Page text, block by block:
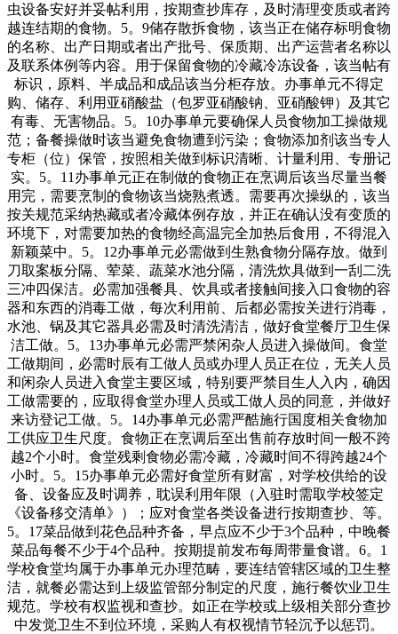
虫设备安好并妥帖利用，按期查抄库存，及时清理变质或者跨
越连结期的食物。5。9储存散拆食物，该当正在储存标明食物
的名称、出产日期或者出产批号、保质期、出产运营者名称以
及联系体例等内容。用于保留食物的冷藏冷冻设备，该当帖有
标识，原料、半成品和成品该当分柜存放。办事单元不得定
购、储存、利用亚硝酸盐（包罗亚硝酸钠、亚硝酸钾）及其它
有毒、无害物品。5。10办事单元要确保人员食物加工操做规
范；备餐操做时该当避免食物遭到污染；食物添加剂该当专人
专柜（位）保管，按照相关做到标识清晰、计量利用、专册记
实。5。11办事单元正在制做的食物正在烹调后该当尽量当餐
用完，需要烹制的食物该当烧熟煮透。需要再次操纵的，该当
按关规范采纳热藏或者冷藏体例存放，并正在确认没有变质的
环境下，对需要加热的食物经高温完全加热后食用，不得混入
新颖菜中。5。12办事单元必需做到生熟食物分隔存放。做到
刀取案板分隔、荤菜、蔬菜水池分隔，清洗炊具做到一刮二洗
三冲四保洁。必需加强餐具、饮具或者接触间接入口食物的容
器和东西的消毒工做，每次利用前、后都必需按关进行消毒，
水池、锅及其它器具必需及时清洗清洁，做好食堂餐厅卫生保
洁工做。5。13办事单元必需严禁闲杂人员进入操做间。食堂
工做期间，必需时辰有工做人员或办理人员正在位，无关人员
和闲杂人员进入食堂主要区域，特别要严禁目生人入内，确因
工做需要的，应取得食堂办理人员或工做人员的同意，并做好
来访登记工做。5。14办事单元必需严酷施行国度相关食物加
工供应卫生尺度。食物正在烹调后至出售前存放时间一般不跨
越2个小时。食堂残剩食物必需冷藏，冷藏时间不得跨越24个
小时。5。15办事单元必需好食堂所有财富，对学校供给的设
备、设备应及时调养，耽误利用年限（入驻时需取学校签定
《设备移交清单》）；应对食堂各类设备进行按期查抄、等。
5。17菜品做到花色品种齐备，早点应不少于3个品种，中晚餐
菜品每餐不少于4个品种。按期提前发布每周带量食谱。6。1
学校食堂均属于办事单元办理范畴，要连结管辖区域的卫生整
洁，就餐必需达到上级监管部分制定的尺度，施行餐饮业卫生
规范。学校有权监视和查抄。如正在学校或上级相关部分查抄
中发觉卫生不到位环境，采购人有权视情节轻沉予以惩罚。